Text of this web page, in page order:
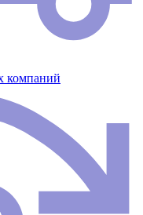
компаний